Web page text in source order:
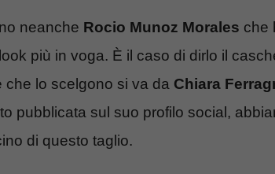
neanche Rocio Munoz Morales che
più in voga. È il caso di dirlo il
che lo scelgono si va da Chiara
pubblicata sul suo profilo social,
di questo taglio.